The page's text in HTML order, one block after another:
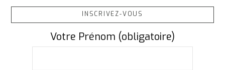
INSCRIVEZ-VOUS
Votre Prénom (obligatoire)